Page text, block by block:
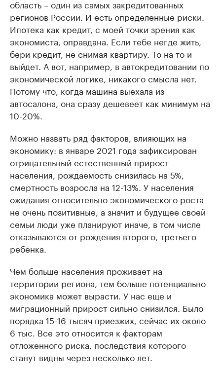
область – один из самых закредитованных
регионов России. И есть определенные риски.
Ипотека как кредит, с моей точки зрения как
экономиста, оправдана. Если тебе негде жить,
бери кредит, не снимая квартиру. То на то и
выйдет. А вот, например, в автокредитовании по
экономической логике, никакого смысла нет.
Потому что, когда машина выехала из
автосалона, она сразу дешевеет как минимум на
10-20%.
Можно назвать ряд факторов, влияющих на
экономику: в январе 2021 года зафиксирован
отрицательный естественный прирост
населения, рождаемость снизилась на 5%,
смертность возросла на 12-13%. У населения
ожидания относительно экономического роста
не очень позитивные, а значит и будущее своей
семьи люди уже планируют иначе, в том числе
отказываются от рождения второго, третьего
ребенка.
Чем больше населения проживает на
территории региона, тем больше потенциально
экономика может вырасти. У нас еще и
миграционный прирост сильно снизился. Было
порядка 15-16 тысяч приезжих, сейчас их около
6 тыс. Все это относится к факторам
отложенного риска, последствия которого
станут видны через несколько лет.